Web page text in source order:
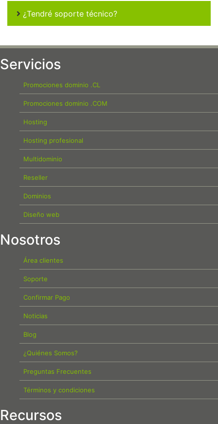
¿Tendré soporte técnico?
Servicios
Promociones dominio .CL
Promociones dominio .COM
Hosting
Hosting profesional
Multidominio
Reseller
Dominios
Diseño web
Nosotros
Área clientes
Soporte
Confirmar Pago
Noticias
Blog
¿Quiénes Somos?
Preguntas Frecuentes
Términos y condiciones
Recursos